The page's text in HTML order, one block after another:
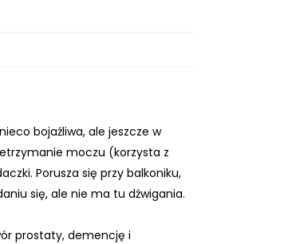
bojaźliwa, ale jeszcze w
moczu (korzysta z
Porusza się przy balkoniku,
się, ale nie ma tu dźwigania.
prostaty, demencję i